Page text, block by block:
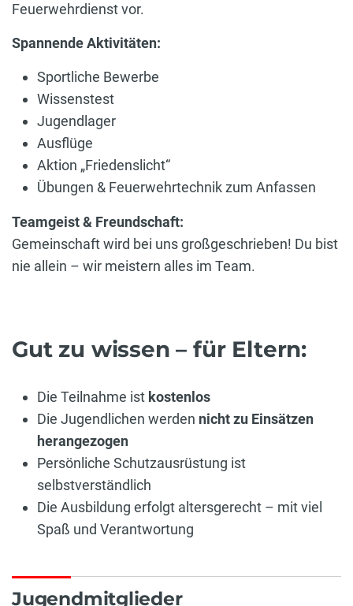
Feuerwehrdienst vor.
Spannende Aktivitäten:
Sportliche Bewerbe
Wissenstest
Jugendlager
Ausflüge
Aktion „Friedenslicht“
Übungen & Feuerwehrtechnik zum Anfassen
Teamgeist & Freundschaft:
Gemeinschaft wird bei uns großgeschrieben! Du bist
nie allein – wir meistern alles im Team.
Gut zu wissen – für Eltern:
Die Teilnahme ist kostenlos
Die Jugendlichen werden nicht zu Einsätzen
herangezogen
Persönliche Schutzausrüstung ist
selbstverständlich
Die Ausbildung erfolgt altersgerecht – mit viel
Spaß und Verantwortung
Jugendmitglieder